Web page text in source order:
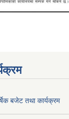
बजेट तथा कार्यक्रम